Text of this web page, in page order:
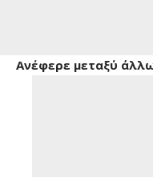
Aνέφερε μεταξύ